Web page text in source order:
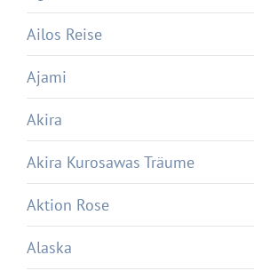
Ailos Reise
Ajami
Akira
Akira Kurosawas Träume
Aktion Rose
Alaska